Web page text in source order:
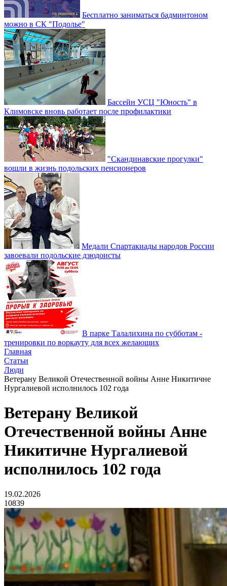
Бесплатно заниматься бадминтоном
можно в СК "Подолье"
Бассейн УСЦ "Юность" в
Климовске вновь работает после профилактики
"Скандинавские прогулки"
вошли в жизнь подольских пенсионеров
Медали Спартакиады народов России
завоевали подольские дзюдоисты
В парке Талалихина по субботам -
тренировки по воркауту для всех желающих
Главная
Статьи
Люди
Ветерану Великой Отечественной войны Анне Никитичне
Нургалиевой исполнилось 102 года
Ветерану Великой
Отечественной войны Анне
Никитичне Нургалиевой
исполнилось 102 года
19.02.2026
10839